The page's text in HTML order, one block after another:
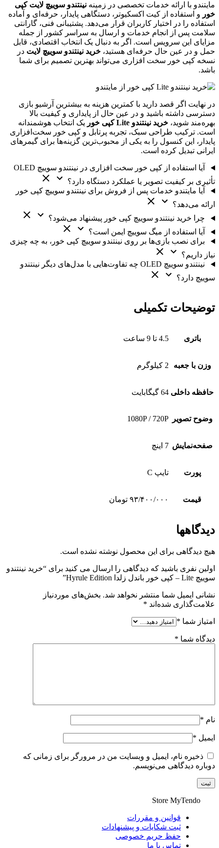
مایتندو با ارائه خدمات تخصصی در زمینه نینتندو سوییچ لایت کپی
خور و استفاده از کیت اکسکیوتر، دستگاهی پایدار، حرفه‌ای و آماده
استفاده را در اختیار کاربران قرار می‌دهد. پشتیبانی فنی، گارانتی
سلامت پس از انجام خدمات و ارسال به سراسر کشور از جمله
مزایای این سرویس است. اگر به دنبال یک انتخاب اقتصادی، قابل
حمل و در عین حال حرفه‌ای هستید، خرید نینتندو سوییچ لایت در
نسخه کپی خور سخت افزاری می‌تواند بهترین تصمیم برای شما
باشد.
در نهایت اگر قصد دارید با کمترین هزینه به بیشترین آرشیو بازی
دسترسی داشته باشید و در عین حال از پایداری و کیفیت بالا
بهره‌مند شوید، خرید نینتندو Lite کپی خور
یک انتخاب هوشمندانه
است. ترکیب طراحی سبک، تجربه پرتابل و کپی خور سخت‌افزاری
پایدار، این کنسول را به یکی از محبوب‌ترین گزینه‌ها برای گیمرهای
ایرانی تبدیل کرده است.
آیا استفاده از کپی خور سخت افزاری در نینتندو سوییچ OLED
تأثیری بر کیفیت تصویر یا عملکرد دستگاه دارد؟
آیا مایتندو خدمات پس از فروش برای نینتندو سوییچ کپی خور
ارائه می‌دهد؟
چرا خرید نینتندو سوییچ کپی خور پیشنهاد می‌شود؟
آیا استفاده از میگ سوییچ ایمن است؟
برای نصب بازی‌ها بر روی نینتندو سوییچ کپی خور، به چه چیزی
نیاز داریم؟
نینتندو سوییچ OLED چه تفاوت‌هایی با مدل‌های دیگر نینتندو
سوییچ دارد؟
توضیحات تکمیلی
باتری 4.5 تا 9 ساعت
وزن با جعبه 2 کیلوگرم
حافظه داخلی 64 گیگابایت
وضوح تصویر 1080P / 720P
صفحه‌نمایش 7 اینچ
پورت تایپ C
قیمت ۹۳/۴۰۰/۰۰۰ تومان
دیدگاهها
هیچ دیدگاهی برای این محصول نوشته نشده است.
اولین نفری باشید که دیدگاهی را ارسال می کنید برای “خرید نینتندو
سوییچ Lite – کپی خور باندل زلدا Hyrule Edition”
نشانی ایمیل شما منتشر نخواهد شد. بخش‌های موردنیاز
علامت‌گذاری شده‌اند *
امتیاز شما *
دیدگاه شما *
نام *
ایمیل *
ذخیره نام، ایمیل و وبسایت من در مرورگر برای زمانی که
دوباره دیدگاهی می‌نویسم.
Store MyTendo
قوانین و مقررات
ثبت شکایات و پیشنهادات
حفظ حریم خصوصی
تماس با ما